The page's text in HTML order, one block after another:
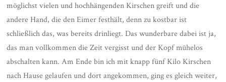
möglichst vielen und hochhängenden Kirschen greift und die
andere Hand, die den Eimer festhält, denn zu kostbar ist
schließlich das, was bereits drinliegt. Das wunderbare dabei ist ja,
das man vollkommen die Zeit vergisst und der Kopf mühelos
abschalten kann. Am Ende bin ich mit knapp fünf Kilo Kirschen
nach Hause gelaufen und dort angekommen, ging es gleich weiter,